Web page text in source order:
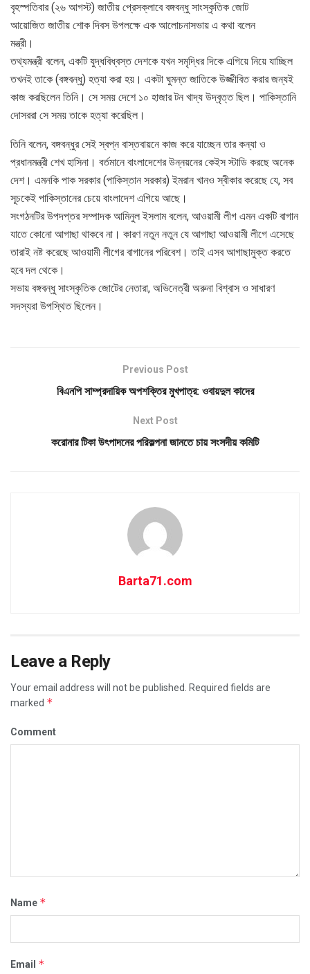
বৃহস্পতিবার (২৬ আগস্ট) জাতীয় প্রেসক্লাবে বঙ্গবন্ধু সাংস্কৃতিক জোট
আয়োজিত জাতীয় শোক দিবস উপলক্ষে এক আলোচনাসভায় এ কথা বলেন
মন্ত্রী।
তথ্যমন্ত্রী বলেন, একটি যুদ্ধবিধ্বস্ত দেশকে যখন সমৃদ্ধির দিকে এগিয়ে নিয়ে যাচ্ছিল
তখনই তাকে (বঙ্গবন্ধু) হত্যা করা হয়। একটা ঘুমন্ত জাতিকে উজ্জীবিত করার জন্যই
কাজ করছিলেন তিনি। সে সময় দেশে ১০ হাজার টন খাদ্য উদ্বৃত্ত ছিল। পাকিস্তানি
দোসররা সে সময় তাকে হত্যা করেছিল।
তিনি বলেন, বঙ্গবন্ধুর সেই স্বপ্ন বাস্তবায়নে কাজ করে যাচ্ছেন তার কন্যা ও
প্রধানমন্ত্রী শেখ হাসিনা। বর্তমানে বাংলাদেশের উন্নয়নের কেইস স্টাডি করছে অনেক
দেশ। এমনকি পাক সরকার (পাকিস্তান সরকার) ইমরান খানও স্বীকার করেছে যে, সব
সূচকেই পাকিস্তানের চেয়ে বাংলাদেশ এগিয়ে আছে।
সংগঠনটির উপদপ্তর সম্পাদক আমিনুল ইসলাম বলেন, আওয়ামী লীগ এমন একটি বাগান
যাতে কোনো আগাছা থাকবে না। কারণ নতুন নতুন যে আগাছা আওয়ামী লীগে এসেছে
তারাই নষ্ট করেছে আওয়ামী লীগের বাগানের পরিবেশ। তাই এসব আগাছামুক্ত করতে
হবে দল থেকে।
সভায় বঙ্গবন্ধু সাংস্কৃতিক জোটের নেতারা, অভিনেত্রী অরুনা বিশ্বাস ও সাধারণ
সদস্যরা উপস্থিত ছিলেন।
Previous Post
বিএনপি সাম্প্রদায়িক অপশক্তির মুখপাত্র: ওবায়দুল কাদের
Next Post
করোনার টিকা উৎপাদনের পরিকল্পনা জানতে চায় সংসদীয় কমিটি
Barta71.com
Leave a Reply
Your email address will not be published. Required fields are
marked *
Comment
Name *
Email *